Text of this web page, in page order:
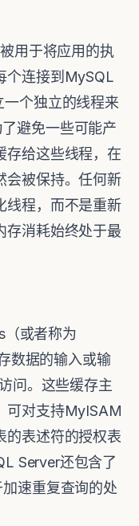
用于将应用的执
个连接到MySQL
个独立的线程来
避免一些可能产
存给这些线程，在
会被保持。任何新
线程，而不是重新
存消耗始终处于最
（或者称为
数据的输入或输
问。这些缓存主
可对支持MyISAM
的表述符的授权表
Server还包含了
速重复查询的处